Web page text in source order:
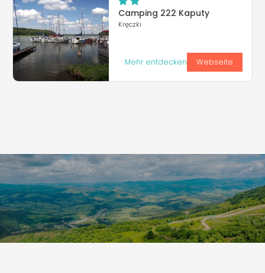
Camping 222 Kaputy
Kręczki
Mehr entdecken Webseite